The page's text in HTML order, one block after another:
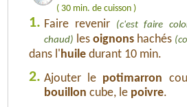
( 30 min. de cuisson )
1. Faire revenir
(c'est faire
chaud) les oignons hachés
dans l' huile durant 10 min.
2. Ajouter le potimarron
bouillon cube, le poivre.